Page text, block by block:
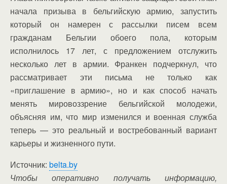
начала призыва в бельгийскую армию, запустить
который он намерен с рассылки писем всем
гражданам Бельгии обоего пола, которым
исполнилось 17 лет, с предложением отслужить
несколько лет в армии. Франкен подчеркнул, что
рассматривает эти письма не только как
«приглашение в армию», но и как способ начать
менять мировоззрение бельгийской молодежи,
объясняя им, что мир изменился и военная служба
теперь — это реальный и востребованный вариант
карьеры и жизненного пути.
Источник: belta.by
Чтобы оперативно получать информацию,